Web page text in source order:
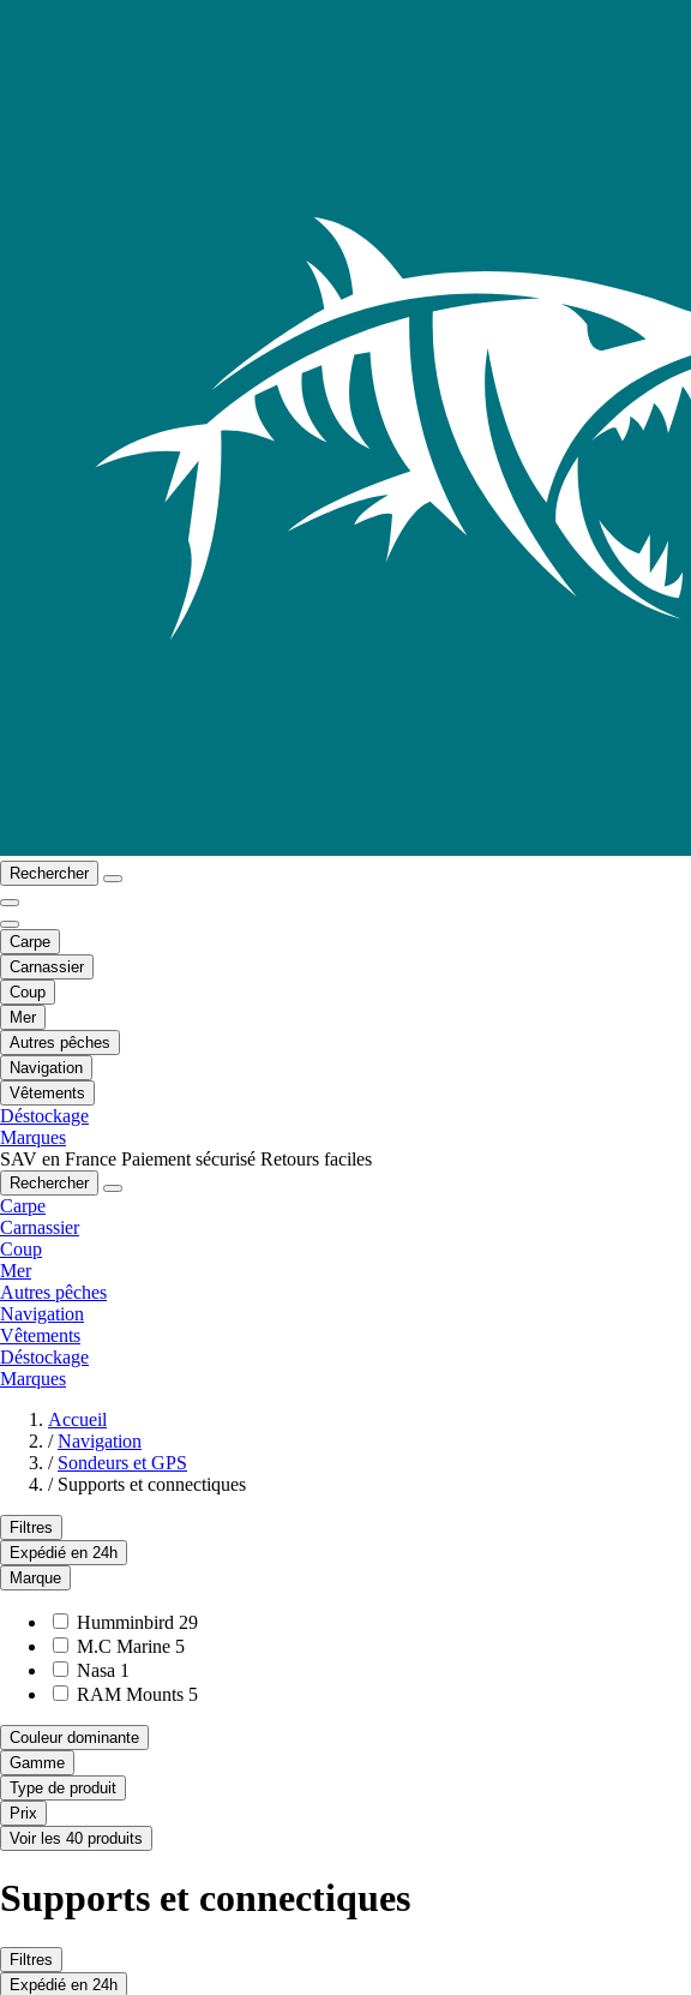
Rechercher
Carpe
Carnassier
Coup
Mer
Autres pêches
Navigation
Vêtements
Déstockage
Marques
SAV en France Paiement sécurisé Retours faciles
Rechercher
Carpe
Carnassier
Coup
Mer
Autres pêches
Navigation
Vêtements
Déstockage
Marques
Accueil
/ Navigation
/ Sondeurs et GPS
/ Supports et connectiques
Filtres
Expédié en 24h
Marque
Humminbird 29
M.C Marine 5
Nasa 1
RAM Mounts 5
Couleur dominante
Gamme
Type de produit
Prix
Voir les 40 produits
Supports et connectiques
Filtres
Expédié en 24h